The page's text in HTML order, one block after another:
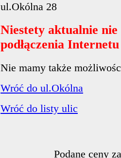
ul.Okólna 28
Niestety aktualnie
podłączenia
Nie mamy także
Wróć do ul.Okólna
Wróć do listy ulic
Podane ceny